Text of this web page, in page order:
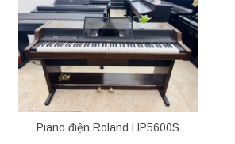
Piano điện Roland HP5600S